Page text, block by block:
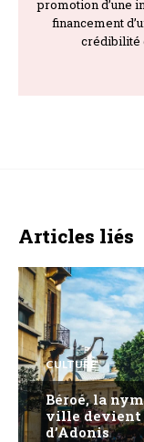
promotion d’une
financement
crédibilité
Articles liés
CULTURE
Béroé, la
ville devient
d’Adonis